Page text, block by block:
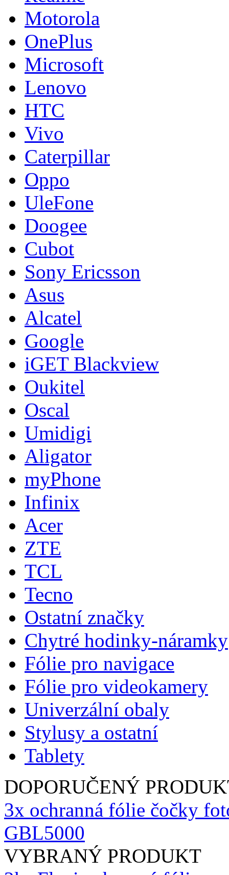
Motorola
OnePlus
Microsoft
Lenovo
HTC
Vivo
Caterpillar
Oppo
UleFone
Doogee
Cubot
Sony Ericsson
Asus
Alcatel
Google
iGET Blackview
Oukitel
Oscal
Umidigi
Aligator
myPhone
Infinix
Acer
ZTE
TCL
Tecno
Ostatní značky
Chytré hodinky-náramky
Fólie pro navigace
Fólie pro videokamery
Univerzální obaly
Stylusy a ostatní
Tablety
DOPORUČENÝ
3x ochranná fólie čočky
GBL5000
VYBRANÝ PRODUKT